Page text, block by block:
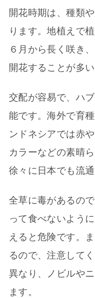
開花時期は、種類
ります。地植えで
６月から長く咲き
開花することが多い
交配が容易で、ハ
能です。海外で育
ンドネシアでは赤
カラーなどの素晴
徐々に日本でも流
全草に毒があるの
って食べないよう
えると危険です。
るので、注意して
異なり、ノビルや
ます。